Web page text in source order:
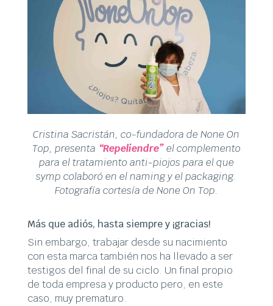
Cristina Sacristán, co-fundadora de None On
Top, presenta “Repeliendre”el complemento
para el tratamiento anti-piojos para el que
symp colaboró en el naming y el packaging.
Fotografía cortesía de None On Top.
Más que adiós, hasta siempre y ¡gracias!
Sin embargo, trabajar desde su nacimiento
con esta marca también nos ha llevado a ser
testigos del final de su ciclo. Un final propio
de toda empresa y producto pero, en este
caso, muy prematuro.